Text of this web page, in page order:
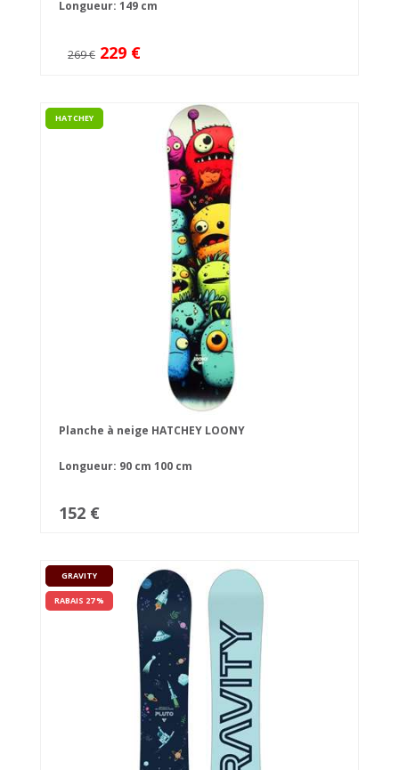
Longueur: 149 cm
269 € 229 €
HATCHEY
Planche à neige HATCHEY LOONY
Longueur: 90 cm 100 cm
152 €
GRAVITY
RABAIS 27 %